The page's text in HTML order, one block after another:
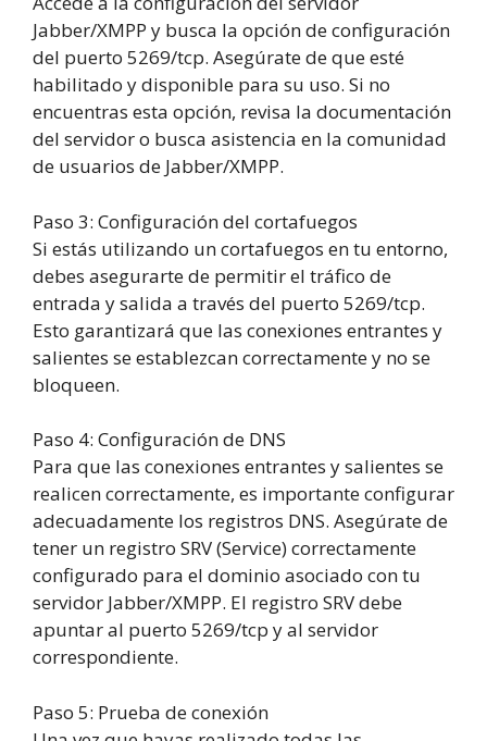
Jabber/XMPP y busca la opción de configuración
del puerto 5269/tcp. Asegúrate de que esté
habilitado y disponible para su uso. Si no
encuentras esta opción, revisa la documentación
del servidor o busca asistencia en la comunidad
de usuarios de Jabber/XMPP.
Paso 3: Configuración del cortafuegos
Si estás utilizando un cortafuegos en tu entorno,
debes asegurarte de permitir el tráfico de
entrada y salida a través del puerto 5269/tcp.
Esto garantizará que las conexiones entrantes y
salientes se establezcan correctamente y no se
bloqueen.
Paso 4: Configuración de DNS
Para que las conexiones entrantes y salientes se
realicen correctamente, es importante configurar
adecuadamente los registros DNS. Asegúrate de
tener un registro SRV (Service) correctamente
configurado para el dominio asociado con tu
servidor Jabber/XMPP. El registro SRV debe
apuntar al puerto 5269/tcp y al servidor
correspondiente.
Paso 5: Prueba de conexión